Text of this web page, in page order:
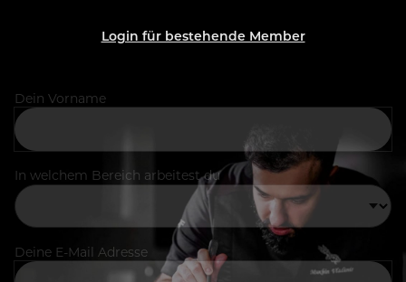
Login für bestehende Member
Dein Vorname
In welchem Bereich arbeitest du
Deine E-Mail Adresse